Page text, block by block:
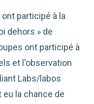
participé à la
dehors » de
ont participé à
et l'observation
Labs/labos
la chance de